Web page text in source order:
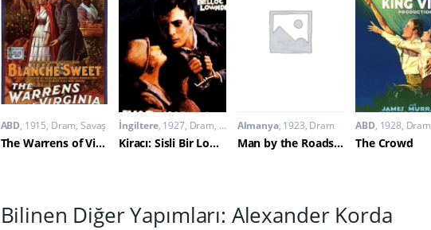
ABD 1915 Dram, Savaş
The Warrens of Virginia
İngiltere 1927 Dram, Polisiye
Kiracı: Sisli Bir Londra Hikayesi
Almanya 1923 Dram
Man by the Roadside
ABD 1928 Dram
The Crowd
Bilinen Diğer Yapımları: Alexander Korda